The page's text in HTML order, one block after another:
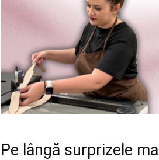
Pe lângă surprizele